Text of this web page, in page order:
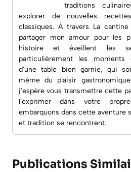
traditions
explorer de nouvelles
classiques. À travers La cantine
partager mon amour pour les
histoire et éveillent les
particulièrement les moments
d'une table bien garnie, qui
même du plaisir
j'espère vous transmettre cette
l'exprimer dans votre
embarquons dans cette aventure
et tradition se rencontrent.
Publications